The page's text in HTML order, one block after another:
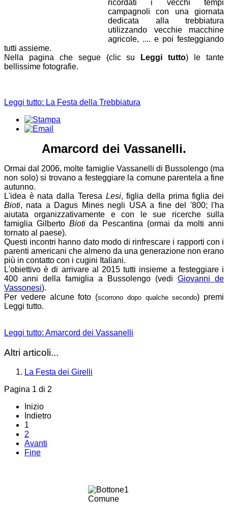
ricordati i vecchi tempi
campagnoli con una giornata
dedicata alla trebbiatura
utilizzando vecchie macchine
agricole, .... e poi festeggiando
tutti assieme.
Nella pagina che segue (clic su
Leggi tutto) le tante
bellissime fotografie.
Leggi tutto: La Festa della Trebbiatura
Amarcord dei Vassanelli.
Ormai dal 2006, molte famiglie Vassanelli di Bussolengo (ma
non solo) si trovano a festeggiare la comune parentela a fine
autunno.
L'idea è nata dalla Teresa Lesi, figlia della prima figlia dei
Bioti, nata a Dagus Mines negli USA a fine del '800; l'ha
aiutata organizzativamente e con le sue ricerche sulla
famiglia Gilberto Biotida Pescantina (ormai da molti anni
tornato al paese).
Questi incontri hanno dato modo di rinfrescare i rapporti con i
parenti americani che almeno da una generazione non erano
più in contatto con i cugini Italiani.
L'obiettivo è di arrivare al 2015 tutti insieme a festeggiare i
400 anni della famiglia a Bussolengo (vedi Giovanni de
Vassonesi).
Per vedere alcune foto (scorrono dopo qualche secondo) premi
Leggi tutto.
Leggi tutto: Amarcord dei Vassanelli
Altri articoli...
La Festa dei Girelli
Pagina 1 di 2
Inizio
Indietro
1
2
Avanti
Fine